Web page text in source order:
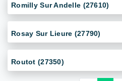
Romilly Sur Andelle (27610)
Rosay Sur Lieure (27790)
Routot (27350)